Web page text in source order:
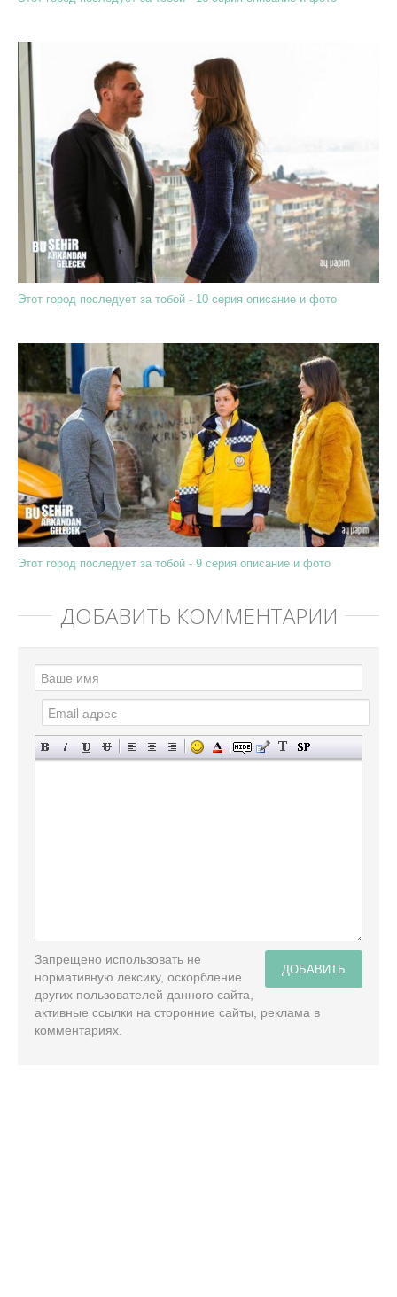
Этот город последует за тобой - 10 серия описание и фото
Этот город последует за тобой - 9 серия описание и фото
ДОБАВИТЬ КОММЕНТАРИЙ
ДОБАВИТЬ
Запрещено использовать не
нормативную лексику, оскорбление
других пользователей данного сайта,
активные ссылки на сторонние сайты, реклама в
комментариях.